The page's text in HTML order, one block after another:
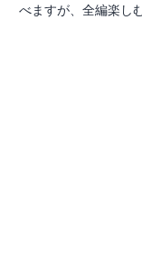
べますが、全編楽し